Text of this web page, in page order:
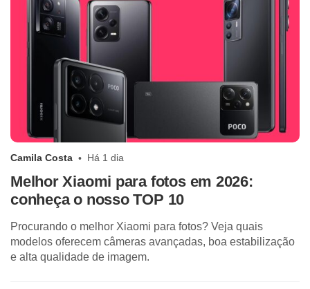
Camila Costa Há 1 dia
Melhor Xiaomi para fotos em 2026:
conheça o nosso TOP 10
Procurando o melhor Xiaomi para fotos? Veja quais
modelos oferecem câmeras avançadas, boa estabilização
e alta qualidade de imagem.